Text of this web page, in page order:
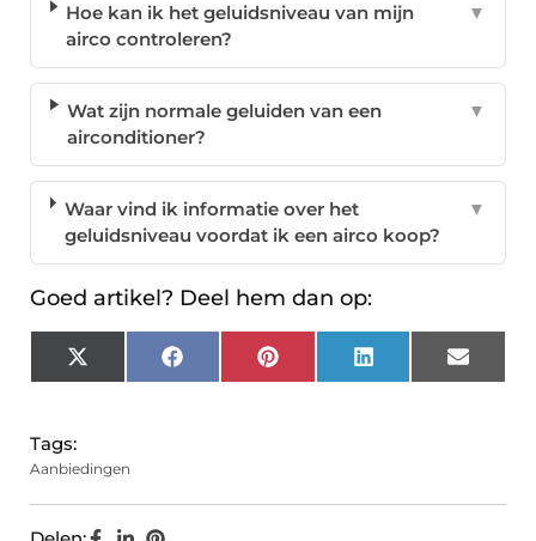
Hoe kan ik het geluidsniveau van mijn
airco controleren?
▼
Wat zijn normale geluiden van een
airconditioner?
▼
Waar vind ik informatie over het
geluidsniveau voordat ik een airco koop?
▼
Goed artikel? Deel hem dan op:
X
(Twitter)
FacebookPinterest LinkedIn Email
Tags:
Aanbiedingen